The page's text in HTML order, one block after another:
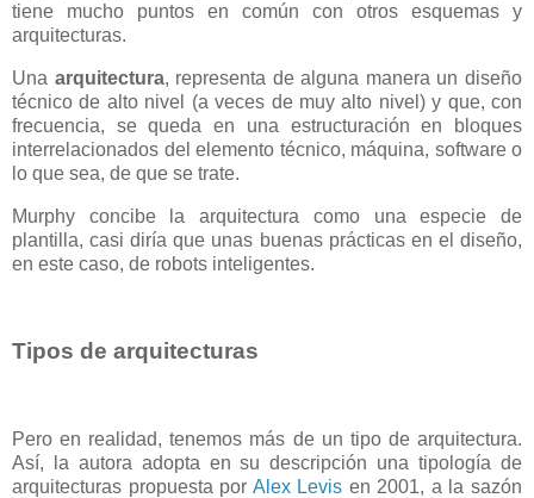
tiene mucho puntos en común con otros esquemas y
arquitecturas.
Una arquitectura, representa de alguna manera un diseño
técnico de alto nivel (a veces de muy alto nivel) y que, con
frecuencia, se queda en una estructuración en bloques
interrelacionados del elemento técnico, máquina, software o
lo que sea, de que se trate.
Murphy concibe la arquitectura como una especie de
plantilla, casi diría que unas buenas prácticas en el diseño,
en este caso, de robots inteligentes.
Tipos de arquitecturas
Pero en realidad, tenemos más de un tipo de arquitectura.
Así, la autora adopta en su descripción una tipología de
arquitecturas propuesta por Alex Levis en 2001, a la sazón